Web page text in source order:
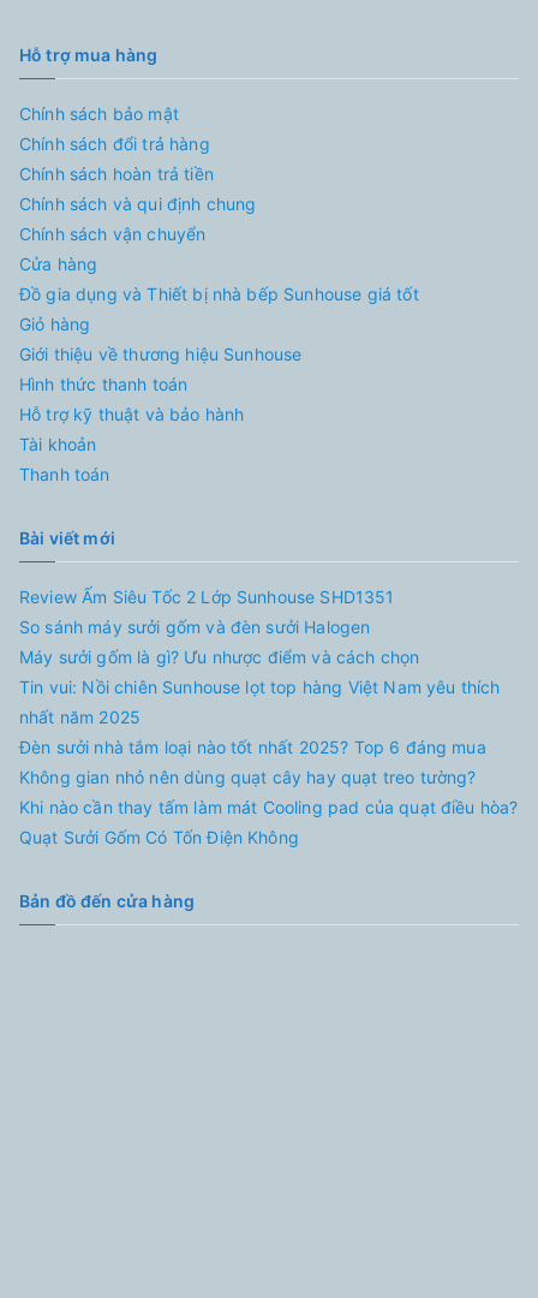
Hỗ trợ mua hàng
Chính sách bảo mật
Chính sách đổi trả hàng
Chính sách hoàn trả tiền
Chính sách và qui định chung
Chính sách vận chuyển
Cửa hàng
Đồ gia dụng và Thiết bị nhà bếp Sunhouse giá tốt
Giỏ hàng
Giới thiệu về thương hiệu Sunhouse
Hình thức thanh toán
Hỗ trợ kỹ thuật và bảo hành
Tài khoản
Thanh toán
Bài viết mới
Review Ấm Siêu Tốc 2 Lớp Sunhouse SHD1351
So sánh máy sưởi gốm và đèn sưởi Halogen
Máy sưởi gốm là gì? Ưu nhược điểm và cách chọn
Tin vui: Nồi chiên Sunhouse lọt top hàng Việt Nam yêu thích
nhất năm 2025
Đèn sưởi nhà tắm loại nào tốt nhất 2025? Top 6 đáng mua
Không gian nhỏ nên dùng quạt cây hay quạt treo tường?
Khi nào cần thay tấm làm mát Cooling pad của quạt điều hòa?
Quạt Sưởi Gốm Có Tốn Điện Không
Bản đồ đến cửa hàng